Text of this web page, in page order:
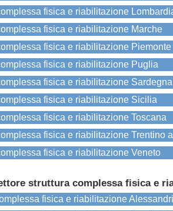
fisica e riabilitazione
fisica e riabilitazione Marche
fisica e riabilitazione Piemonte
fisica e riabilitazione Puglia
fisica e riabilitazione Sardegna
fisica e riabilitazione Sicilia
fisica e riabilitazione Toscana
fisica e riabilitazione Trentino
fisica e riabilitazione Veneto
struttura complessa fisica e
fisica e riabilitazione